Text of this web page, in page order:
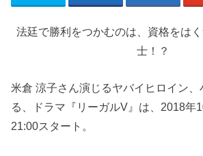
法廷で勝利をつかむのは、資格をは
士！？
米倉 涼子さん演じるヤバイヒロイン、
る、ドラマ『リーガルV』は、2018年
21:00スタート。